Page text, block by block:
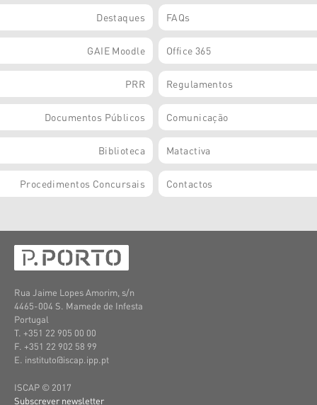
Destaques FAQs
GAIE Moodle Office 365
PRR Regulamentos
Documentos Públicos Comunicação
Biblioteca Matactiva
Procedimentos Concursais Contactos
Rua Jaime Lopes Amorim, s/n
4465-004 S. Mamede de Infesta
Portugal
T. +351 22 905 00 00
F. +351 22 902 58 99
E. instituto@iscap.ipp.pt
ISCAP © 2017
Subscrever newsletter